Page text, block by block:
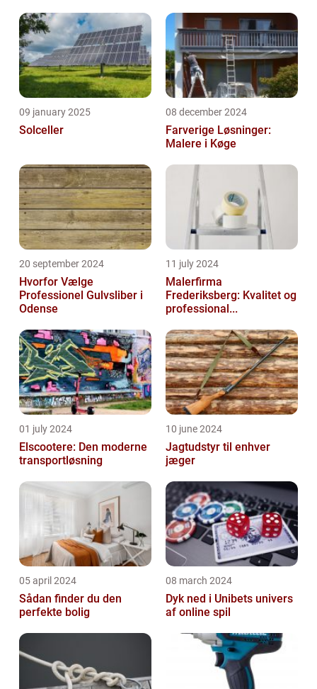
09 january 2025
Solceller
08 december 2024
Farverige Løsninger:
Malere i Køge
20 september 2024
Hvorfor Vælge
Professionel Gulvsliber i
Odense
11 july 2024
Malerfirma
Frederiksberg: Kvalitet og
professional...
01 july 2024
Elscootere: Den moderne
transportløsning
10 june 2024
Jagtudstyr til enhver
jæger
05 april 2024
Sådan finder du den
perfekte bolig
08 march 2024
Dyk ned i Unibets univers
af online spil